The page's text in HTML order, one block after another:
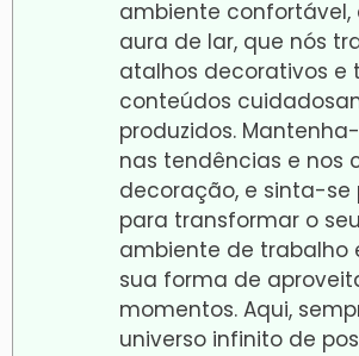
ambiente confortável,
aura de lar, que nós
atalhos decorativos e
conteúdos
produzidos.
nas tendências e nos
decoração, e sinta-se
para transformar o
ambiente de trabalho
sua forma de
momentos. Aqui,
universo infinito de